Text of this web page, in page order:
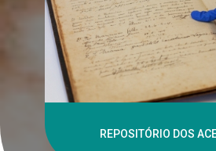
REPOSITÓRIO DOS